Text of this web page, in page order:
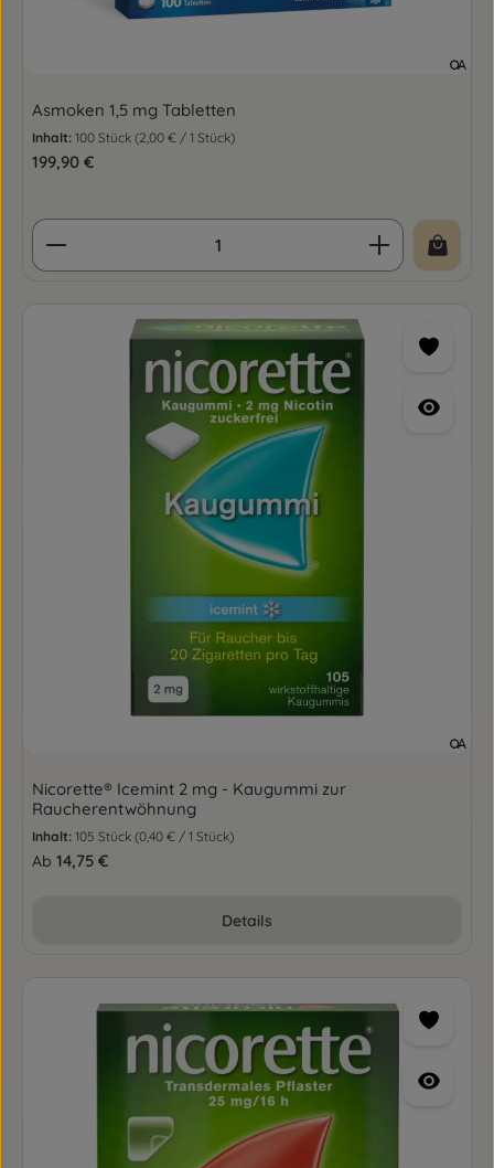
Asmoken 1,5 mg Tabletten
Inhalt: 100 Stück (2,00 € / 1 Stück)
Regulärer Preis:
199,90 €
Produkt Anzahl: Gib den gewünschten Wert
Nicorette® Icemint 2 mg - Kaugummi zur
Raucherentwöhnung
Inhalt: 105 Stück (0,40 € / 1 Stück)
Regulärer Preis:
Ab 14,75 €
Details